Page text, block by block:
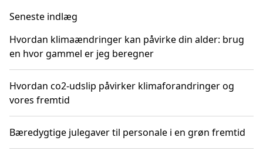
Seneste indlæg
Hvordan klimaændringer kan påvirke din alder: brug
en hvor gammel er jeg beregner
Hvordan co2-udslip påvirker klimaforandringer og
vores fremtid
Bæredygtige julegaver til personale i en grøn fremtid